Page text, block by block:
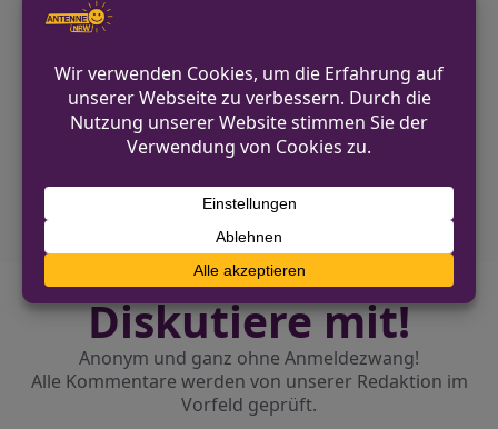
VORHERIGER BEITRAG
Flucht vor Polizeikontrolle in Neuenrade
NÄCHSTER BEITRAG
Werkzeugdiebstahl aus
Handwerkerfahrzeug in Hürth
Diskutiere mit!
Anonym und ganz ohne Anmeldezwang!
Alle Kommentare werden von unserer Redaktion im
Vorfeld geprüft.